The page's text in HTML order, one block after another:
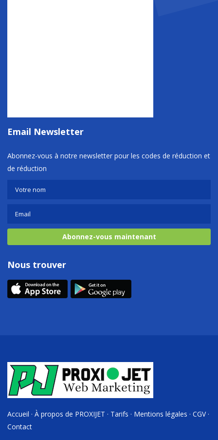
Email Newsletter
Abonnez-vous à notre newsletter pour les codes de réduction et
de réduction
Abonnez-vous maintenant
Nous trouver
Accueil · À propos de PROXIJET · Tarifs · Mentions légales · CGV·
Contact